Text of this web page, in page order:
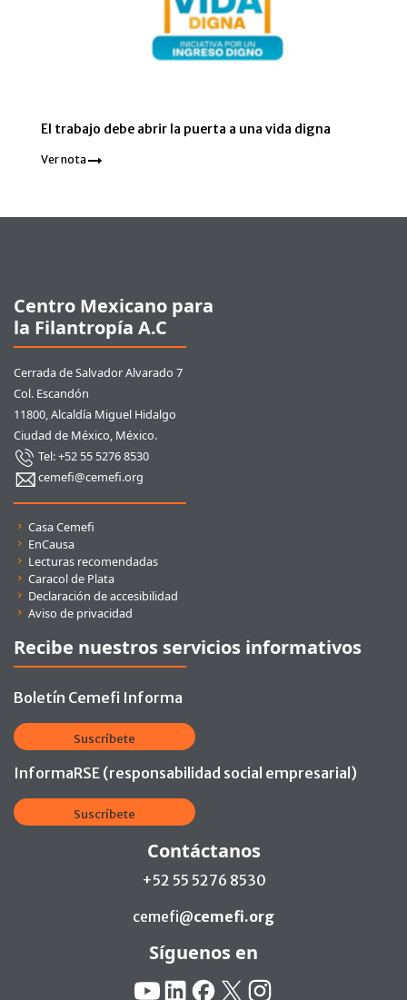
El trabajo debe abrir la puerta a una vida digna
Ver nota
Centro Mexicano para
la Filantropía A.C
Cerrada de Salvador Alvarado 7
Col. Escandón
11800, Alcaldía Miguel Hidalgo
Ciudad de México, México.
Tel: +52 55 5276 8530
cemefi@cemefi.org
Enlaces rápidos
Casa Cemefi
EnCausa
Lecturas recomendadas
Caracol de Plata
Declaración de accesibilidad
Aviso de privacidad
Recibe nuestros servicios informativos
Boletín Cemefi Informa
Suscríbete
InformaRSE (responsabilidad social empresarial)
Suscríbete
Contáctanos
+52 55 5276 8530
cemefi@cemefi.org
Síguenos en
YouTube
LinkedinFacebook
X Instagram